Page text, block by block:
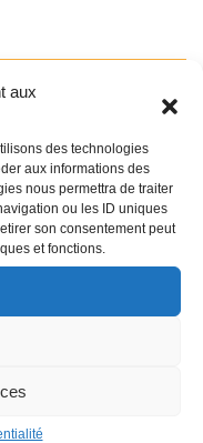
aux
des technologies
aux informations des
nous permettra de traiter
ou les ID uniques
son consentement peut
et fonctions.
panier